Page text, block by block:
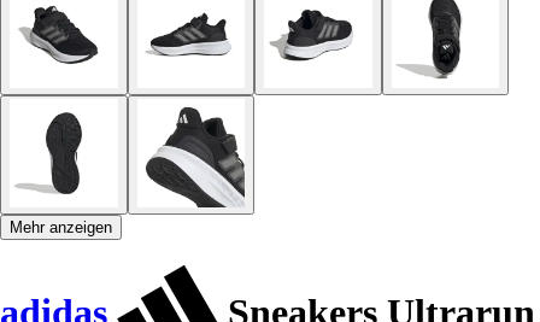
Mehr anzeigen
adidas
Sneakers Ultrarun